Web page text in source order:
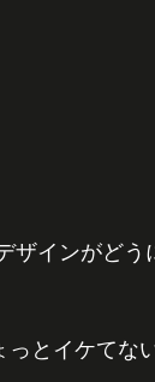
とイケてな